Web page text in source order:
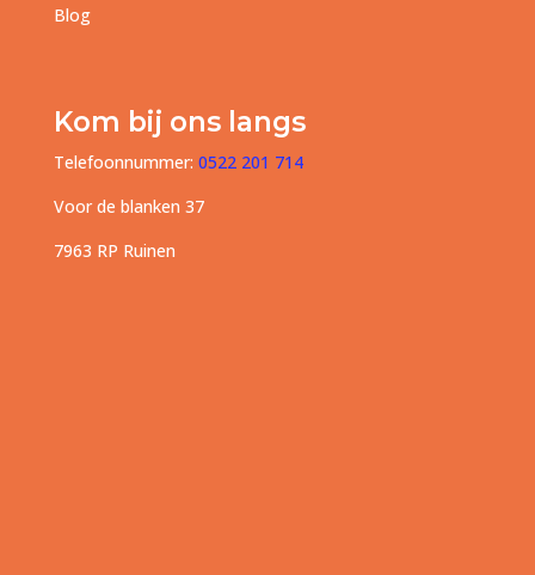
Blog
Kom bij ons langs
Telefoonnummer: 0522 201 714
Voor de blanken 37
7963 RP Ruinen